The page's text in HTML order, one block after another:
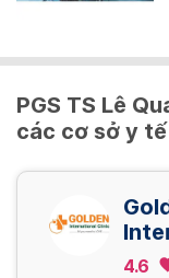
patch
2,000,000
Xem thêm
PGS TS Lê
các cơ sở y tế
4.6